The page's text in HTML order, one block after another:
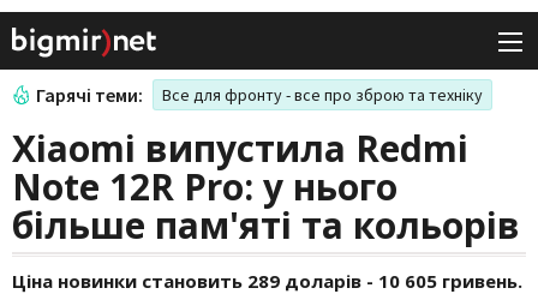
Гарячі теми: Все для фронту - все про зброю та техніку
Xiaomi випустила Redmi
Note 12R Pro: у нього
більше пам'яті та кольорів
Ціна новинки становить 289 доларів - 10 605 гривень.